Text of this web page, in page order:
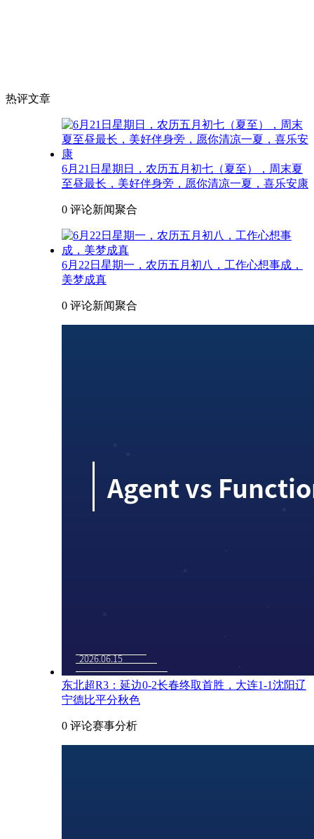
热评文章
6月21日星期日，农历五月初七（夏至），周末夏
至昼最长，美好伴身旁，愿你清凉一夏，喜乐安康
0 评论新闻聚合
6月22日星期一，农历五月初八，工作心想事成，
美梦成真
0 评论新闻聚合
东北超R3：延边0-2长春终取首胜，大连1-1沈阳辽
宁德比平分秋色
0 评论赛事分析